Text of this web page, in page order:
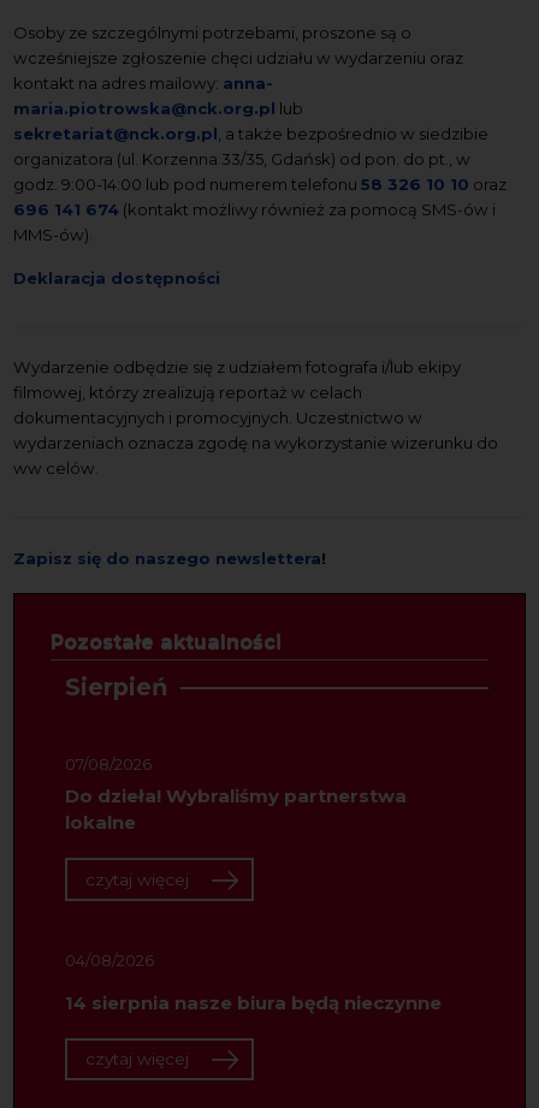
Osoby ze szczególnymi potrzebami, proszone są o
wcześniejsze zgłoszenie chęci udziału w wydarzeniu oraz
kontakt na adres mailowy: anna-
maria.piotrowska@nck.org.pl lub
sekretariat@nck.org.pl , a także bezpośrednio w siedzibie
organizatora (ul. Korzenna 33/35, Gdańsk) od pon. do pt., w
godz. 9:00-14:00 lub pod numerem telefonu58 326 10 10 oraz
696 141 674 (kontakt możliwy również za pomocą SMS-ów i
MMS-ów).
Deklaracja dostępności
Wydarzenie odbędzie się z udziałem fotografa i/lub ekipy
filmowej, którzy zrealizują reportaż w celach
dokumentacyjnych i promocyjnych. Uczestnictwo w
wydarzeniach oznacza zgodę na wykorzystanie wizerunku do
ww celów.
Zapisz się do naszego newslettera!
Pozostałe aktualności
Sierpień
07/08/2026
Do dzieła! Wybraliśmy partnerstwa
lokalne
czytaj więcej
04/08/2026
14 sierpnia nasze biura będą nieczynne
czytaj więcej